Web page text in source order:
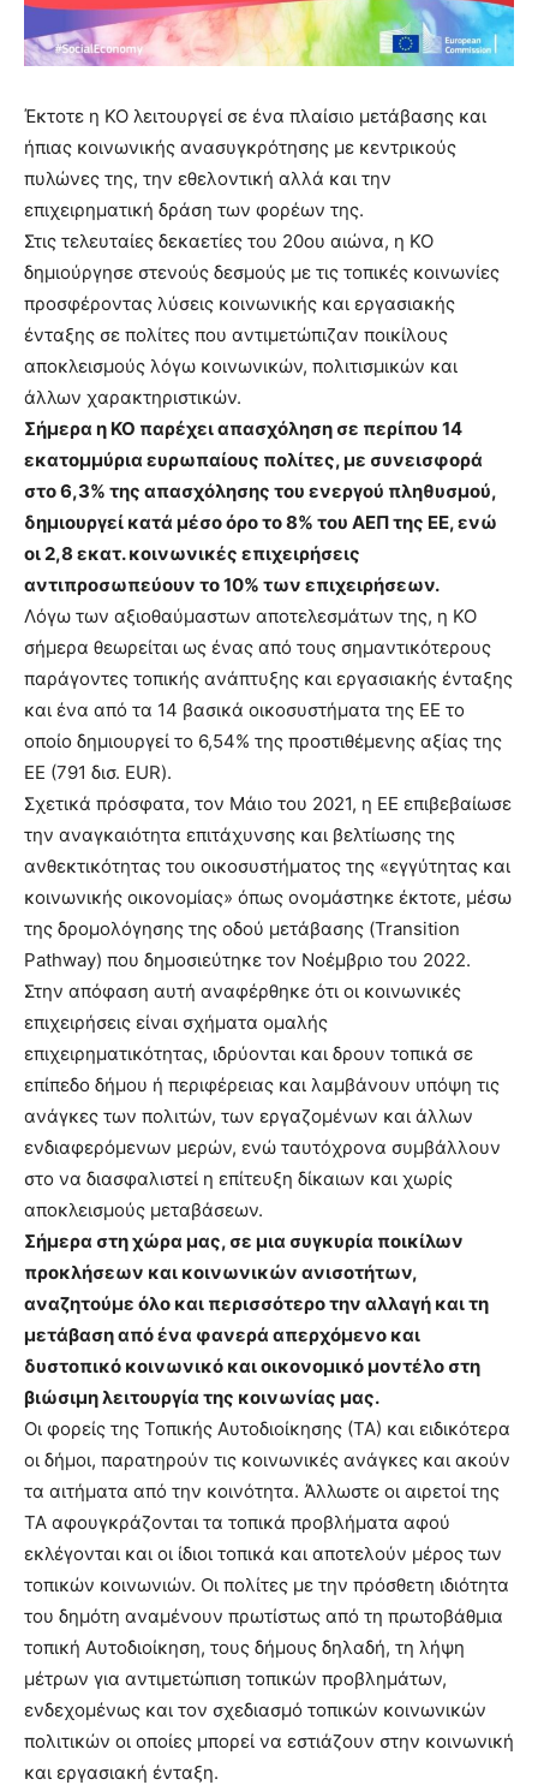
Έκτοτε η ΚΟ λειτουργεί σε ένα πλαίσιο μετάβασης και
ήπιας κοινωνικής ανασυγκρότησης με κεντρικούς
πυλώνες της, την εθελοντική αλλά και την
επιχειρηματική δράση των φορέων της.
Στις τελευταίες δεκαετίες του 20ου αιώνα, η ΚΟ
δημιούργησε στενούς δεσμούς με τις τοπικές κοινωνίες
προσφέροντας λύσεις κοινωνικής και εργασιακής
ένταξης σε πολίτες που αντιμετώπιζαν ποικίλους
αποκλεισμούς λόγω κοινωνικών, πολιτισμικών και
άλλων χαρακτηριστικών.
Σήμερα η ΚΟ παρέχει απασχόληση σε περίπου 14
εκατομμύρια ευρωπαίους πολίτες, με συνεισφορά
στο 6,3% της απασχόλησης του ενεργού πληθυσμού,
δημιουργεί κατά μέσο όρο το 8% του ΑΕΠ της ΕΕ, ενώ
οι 2,8 εκατ. κοινωνικές επιχειρήσεις
αντιπροσωπεύουν το 10% των επιχειρήσεων.
Λόγω των αξιοθαύμαστων αποτελεσμάτων της, η ΚΟ
σήμερα θεωρείται ως ένας από τους σημαντικότερους
παράγοντες τοπικής ανάπτυξης και εργασιακής ένταξης
και ένα από τα 14 βασικά οικοσυστήματα της ΕΕ το
οποίο δημιουργεί το 6,54% της προστιθέμενης αξίας της
ΕΕ (791 δισ. EUR).
Σχετικά πρόσφατα, τον Μάιο του 2021, η ΕΕ επιβεβαίωσε
την αναγκαιότητα επιτάχυνσης και βελτίωσης της
ανθεκτικότητας του οικοσυστήματος της «εγγύτητας και
κοινωνικής οικονομίας» όπως ονομάστηκε έκτοτε, μέσω
της δρομολόγησης της οδού μετάβασης (Transition
Pathway) που δημοσιεύτηκε τον Νοέμβριο του 2022.
Στην απόφαση αυτή αναφέρθηκε ότι οι κοινωνικές
επιχειρήσεις είναι σχήματα ομαλής
επιχειρηματικότητας, ιδρύονται και δρουν τοπικά σε
επίπεδο δήμου ή περιφέρειας και λαμβάνουν υπόψη τις
ανάγκες των πολιτών, των εργαζομένων και άλλων
ενδιαφερόμενων μερών, ενώ ταυτόχρονα συμβάλλουν
στο να διασφαλιστεί η επίτευξη δίκαιων και χωρίς
αποκλεισμούς μεταβάσεων.
Σήμερα στη χώρα μας, σε μια συγκυρία ποικίλων
προκλήσεων και κοινωνικών ανισοτήτων,
αναζητούμε όλο και περισσότερο την αλλαγή και τη
μετάβαση από ένα φανερά απερχόμενο και
δυστοπικό κοινωνικό και οικονομικό μοντέλο στη
βιώσιμη λειτουργία της κοινωνίας μας.
Οι φορείς της Τοπικής Αυτοδιοίκησης (ΤΑ) και ειδικότερα
οι δήμοι, παρατηρούν τις κοινωνικές ανάγκες και ακούν
τα αιτήματα από την κοινότητα. Άλλωστε οι αιρετοί της
ΤΑ αφουγκράζονται τα τοπικά προβλήματα αφού
εκλέγονται και οι ίδιοι τοπικά και αποτελούν μέρος των
τοπικών κοινωνιών. Οι πολίτες με την πρόσθετη ιδιότητα
του δημότη αναμένουν πρωτίστως από τη πρωτοβάθμια
τοπική Αυτοδιοίκηση, τους δήμους δηλαδή, τη λήψη
μέτρων για αντιμετώπιση τοπικών προβλημάτων,
ενδεχομένως και τον σχεδιασμό τοπικών κοινωνικών
πολιτικών οι οποίες μπορεί να εστιάζουν στην κοινωνική
και εργασιακή ένταξη.